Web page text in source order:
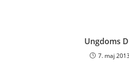
Ungdoms
7. maj